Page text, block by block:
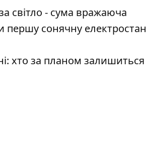
світло - сума вражаюча
першу сонячну
хто за планом залишиться